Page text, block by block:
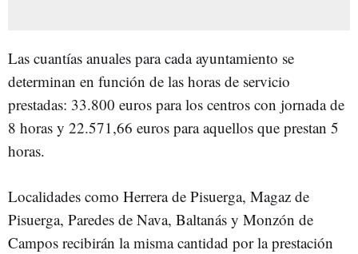
Las cuantías anuales para cada ayuntamiento se
determinan en función de las horas de servicio
prestadas: 33.800 euros para los centros con jornada de
8 horas y 22.571,66 euros para aquellos que prestan 5
horas.
Localidades como Herrera de Pisuerga, Magaz de
Pisuerga, Paredes de Nava, Baltanás y Monzón de
Campos recibirán la misma cantidad por la prestación